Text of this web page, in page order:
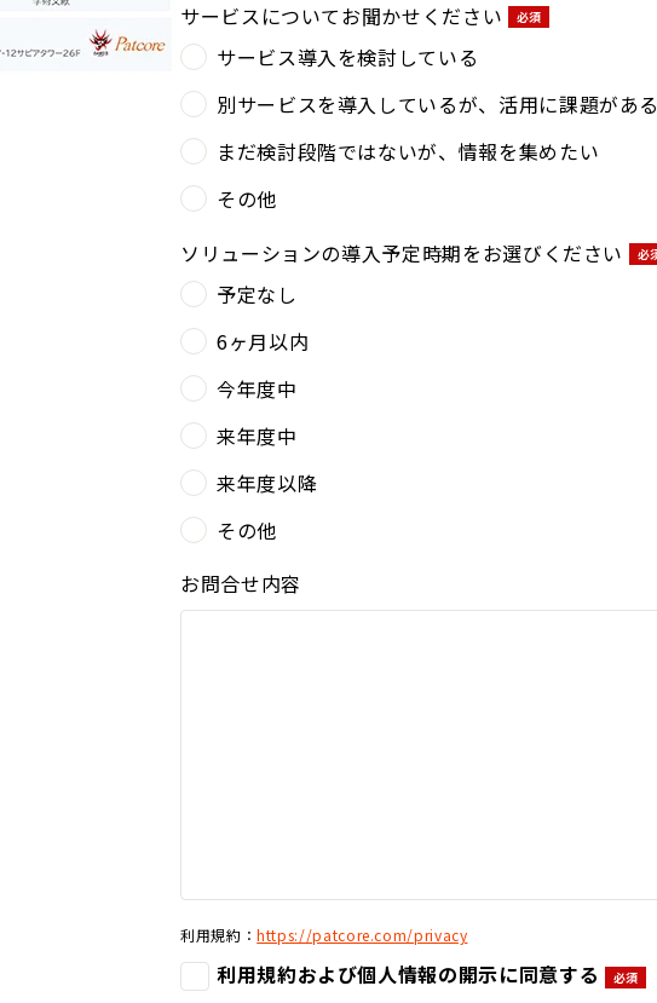
サービスについてお聞かせください
サービス導入を検討している
別サービスを導入しているが、活用に課題がある
まだ検討段階ではないが、情報を集めたい
その他
ソリューションの導入予定時期をお選びください
予定なし
6ヶ月以内
今年度中
来年度中
来年度以降
その他
お問合せ内容
利用規約：https://patcore.com/privacy
利用規約および個人情報の開示に同意する